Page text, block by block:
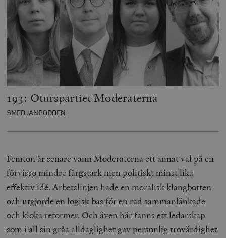
193: Oturspartiet Moderaterna
SMEDJANPODDEN
Femton år senare vann Moderaterna ett annat val på en
förvisso mindre färgstark men politiskt minst lika
effektiv idé. Arbetslinjen hade en moralisk klangbotten
och utgjorde en logisk bas för en rad sammanlänkade
och kloka reformer. Och även här fanns ett ledarskap
som i all sin gråa alldaglighet gav personlig trovärdighet